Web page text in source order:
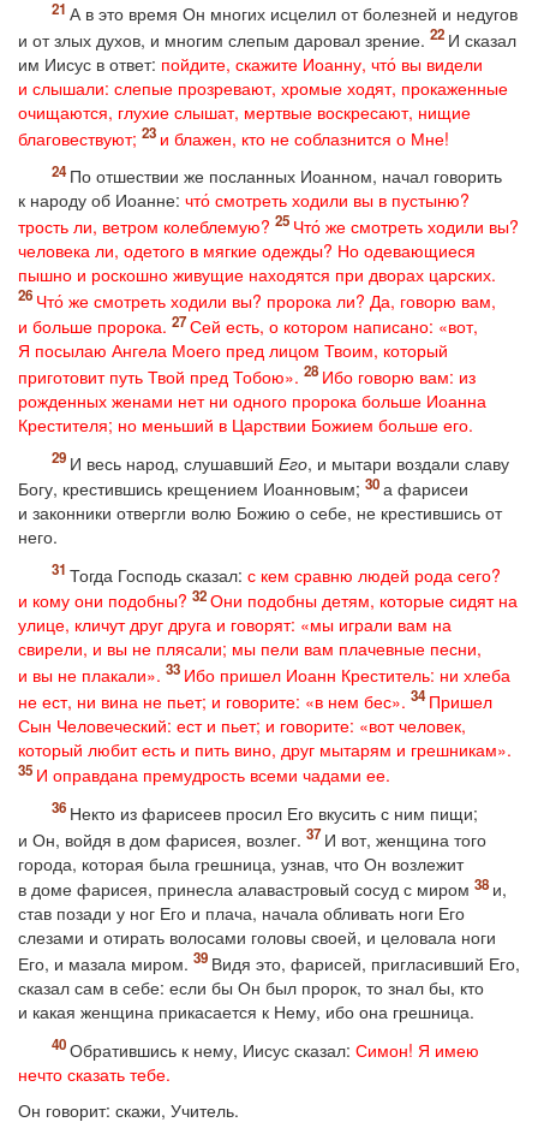
А в это время Он многих исцелил от болезней и недугов
и от злых духов, и многим слепым даровал зрение.
И сказал
им Иисус в ответ: пойдите, скажите Иоанну, что́ вы видели
и слышали: слепые прозревают, хромые ходят, прокаженные
очищаются, глухие слышат, мертвые воскресают, нищие
благовествуют;
и блажен, кто не соблазнится о Мне!
По отшествии же посланных Иоанном, начал говорить
к народу об Иоанне: что́ смотреть ходили вы в пустыню?
трость ли, ветром колеблемую?
Что́ же смотреть ходили вы?
человека ли, одетого в мягкие одежды? Но одевающиеся
пышно и роскошно живущие находятся при дворах царских.
Что́ же смотреть ходили вы? пророка ли? Да, говорю вам,
и больше пророка.
Сей есть, о котором написано: «вот,
Я посылаю Ангела Моего пред лицом Твоим, который
приготовит путь Твой пред Тобою».
Ибо говорю вам: из
рожденных женами нет ни одного пророка больше Иоанна
Крестителя; но меньший в Царствии Божием больше его.
И весь народ, слушавший Его, и мытари воздали славу
Богу, крестившись крещением Иоанновым;
а фарисеи
и законники отвергли волю Божию о себе, не крестившись от
него.
Тогда Господь сказал: с кем сравню людей рода сего?
и кому они подобны?
Они подобны детям, которые сидят на
улице, кличут друг друга и говорят: «мы играли вам на
свирели, и вы не плясали; мы пели вам плачевные песни,
и вы не плакали».
Ибо пришел Иоанн Креститель: ни хлеба
не ест, ни вина не пьет; и говорите: «в нем бес».
Пришел
Сын Человеческий: ест и пьет; и говорите: «вот человек,
который любит есть и пить вино, друг мытарям и грешникам».
И оправдана премудрость всеми чадами ее.
Некто из фарисеев просил Его вкусить с ним пищи;
и Он, войдя в дом фарисея, возлег.
И вот, женщина того
города, которая была грешница, узнав, что Он возлежит
в доме фарисея, принесла алавастровый сосуд с миром
и,
став позади у ног Его и плача, начала обливать ноги Его
слезами и отирать волосами головы своей, и целовала ноги
Его, и мазала миром.
Видя это, фарисей, пригласивший Его,
сказал сам в себе: если бы Он был пророк, то знал бы, кто
и какая женщина прикасается к Нему, ибо она грешница.
Обратившись к нему, Иисус сказал: Симон! Я имею
нечто сказать тебе.
Он говорит: скажи, Учитель.